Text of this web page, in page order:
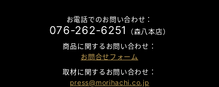
お電話でのお問い合わせ：
076-262-6251
（森八本店）
商品に関するお問い合わせ：
お問合せフォーム
取材に関するお問い合わせ：
press@morihachi.co.jp